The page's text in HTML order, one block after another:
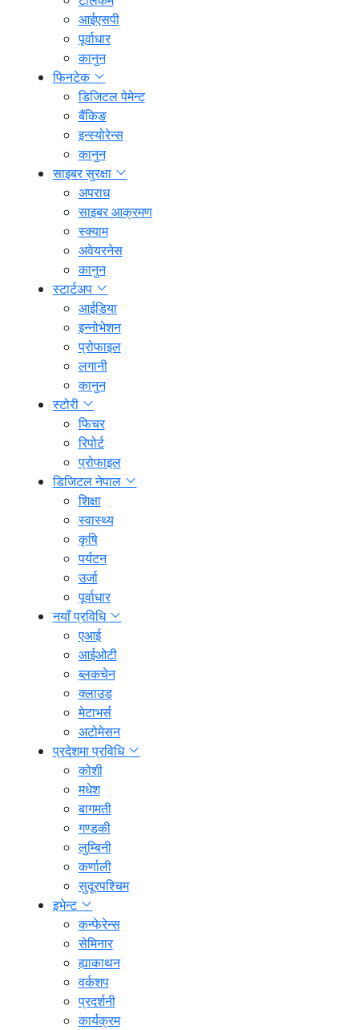
आईएसपी
पूर्वाधार
कानुन
फिनटेक
डिजिटल पेमेन्ट
बैंकिङ
इन्स्योरेन्स
कानुन
साइबर सुरक्षा
अपराध
साइबर आक्रमण
स्क्याम
अवेयरनेस
कानुन
स्टार्टअप
आईडिया
इन्नोभेशन
प्रोफाइल
लगानी
कानुन
स्टोरी
फिचर
रिपोर्ट
प्रोफाइल
डिजिटल नेपाल
शिक्षा
स्वास्थ्य
कृषि
पर्यटन
उर्जा
पूर्वाधार
नयाँ प्रविधि
एआई
आईओटी
ब्लकचेन
क्लाउड
मेटाभर्स
अटोमेसन
प्रदेशमा प्रविधि
कोशी
मधेश
बागमती
गण्डकी
लुम्बिनी
कर्णाली
सुदूरपश्चिम
इभेन्ट
कन्फेरेन्स
सेमिनार
ह्याकाथन
वर्कशप
प्रदर्शनी
कार्यक्रम